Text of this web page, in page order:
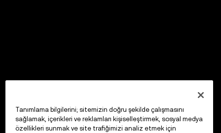
Tanımlama bilgilerini; sitemizin doğru şekilde çalışmasını
sağlamak, içerikleri ve reklamları kişiselleştirmek, sosyal medya
özellikleri sunmak ve site trafiğimizi analiz etmek için